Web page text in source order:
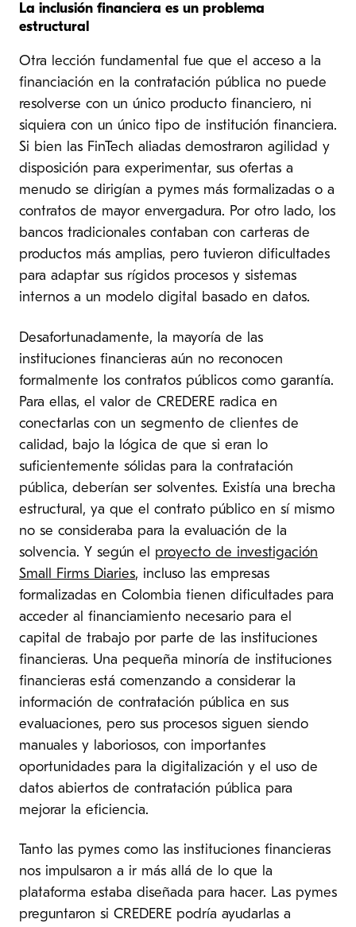
La inclusión financiera es un problema
estructural
Otra lección fundamental fue que el acceso a la
financiación en la contratación pública no puede
resolverse con un único producto financiero, ni
siquiera con un único tipo de institución financiera.
Si bien las FinTech aliadas demostraron agilidad y
disposición para experimentar, sus ofertas a
menudo se dirigían a pymes más formalizadas o a
contratos de mayor envergadura. Por otro lado, los
bancos tradicionales contaban con carteras de
productos más amplias, pero tuvieron dificultades
para adaptar sus rígidos procesos y sistemas
internos a un modelo digital basado en datos.
Desafortunadamente, la mayoría de las
instituciones financieras aún no reconocen
formalmente los contratos públicos como garantía.
Para ellas, el valor de CREDERE radica en
conectarlas con un segmento de clientes de
calidad, bajo la lógica de que si eran lo
suficientemente sólidas para la contratación
pública, deberían ser solventes. Existía una brecha
estructural, ya que el contrato público en sí mismo
no se consideraba para la evaluación de la
solvencia. Y según el proyecto de investigación
Small Firms Diaries, incluso las empresas
formalizadas en Colombia tienen dificultades para
acceder al financiamiento necesario para el
capital de trabajo por parte de las instituciones
financieras. Una pequeña minoría de instituciones
financieras está comenzando a considerar la
información de contratación pública en sus
evaluaciones, pero sus procesos siguen siendo
manuales y laboriosos, con importantes
oportunidades para la digitalización y el uso de
datos abiertos de contratación pública para
mejorar la eficiencia.
Tanto las pymes como las instituciones financieras
nos impulsaron a ir más allá de lo que la
plataforma estaba diseñada para hacer. Las pymes
preguntaron si CREDERE podría ayudarlas a